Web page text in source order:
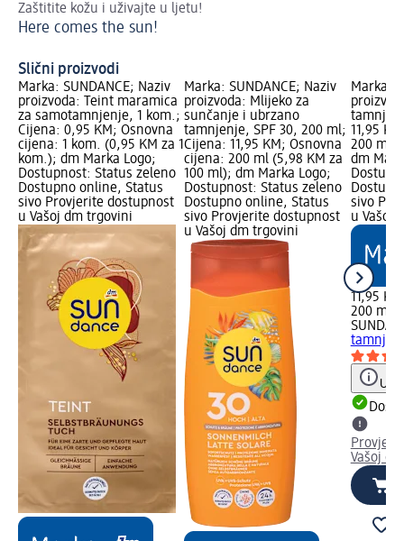
Zaštitite kožu i uživajte u ljetu!
Here comes the sun!
Slični proizvodi
Marka: SUNDANCE; Naziv
proizvoda: Teint maramica
za samotamnjenje, 1 kom.;
Cijena: 0,95 KM; Osnovna
cijena: 1 kom. (0,95 KM za 1
kom.); dm Marka Logo;
Dostupnost: Status zeleno
Dostupno online, Status
sivo Provjerite dostupnost
u Vašoj dm trgovini
Marka: SUNDANCE; Naziv
proizvoda: Mlijeko za
sunčanje i ubrzano
tamnjenje, SPF 30, 200 ml;
Cijena: 11,95 KM; Osnovna
cijena: 200 ml (5,98 KM za
100 ml); dm Marka Logo;
Dostupnost: Status zeleno
Dostupno online, Status
sivo Provjerite dostupnost
u Vašoj dm trgovini
Marka:
11,95
200 ml
dm
sivo
u Vašoj
11,95 KM
200 ml
Vašoj